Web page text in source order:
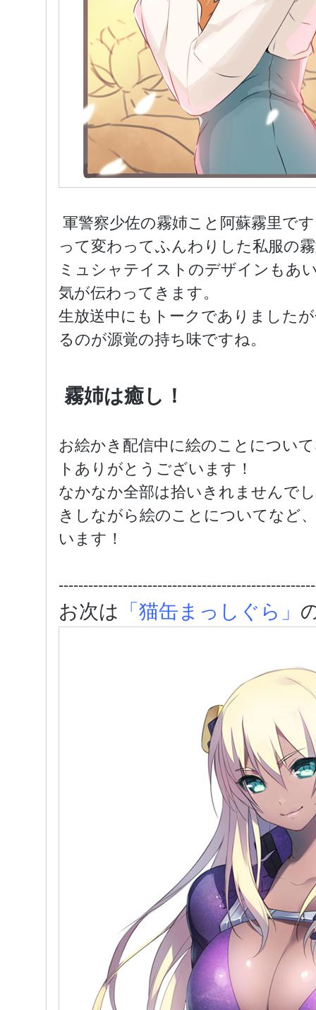
軍警察少佐の霧姉こと阿蘇霧里で
って変わってふんわりした私服の
ミュシャテイストのデザインもあ
気が伝わってきます。
生放送中にもトークでありました
るのが源覚の持ち味ですね。
霧姉は癒し！
お絵かき配信中に絵のことについ
トありがとうございます！
なかなか全部は拾いきれませんで
きしながら絵のことについてなど
います！
お次は 「猫缶まっしぐら」